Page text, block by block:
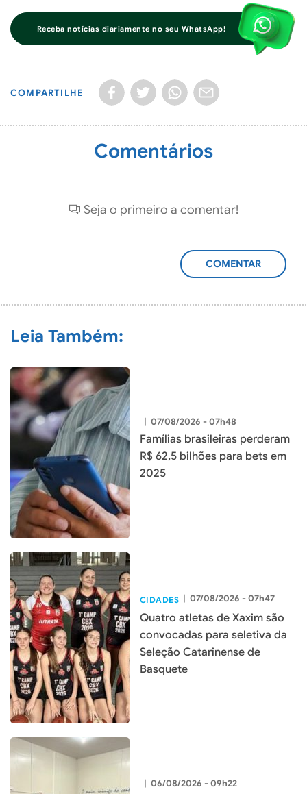
Receba notícias diariamente no seu WhatsApp!
COMPARTILHE
Comentários
Seja o primeiro a comentar!
ADICIONAR
Leia Também:
| 07/08/2026 - 07h48
Famílias brasileiras perderam
R$ 62,5 bilhões para bets em
2025
CIDADES | 07/08/2026 - 07h47
Quatro atletas de Xaxim são
convocadas para seletiva da
Seleção Catarinense de
Basquete
| 06/08/2026 - 09h22